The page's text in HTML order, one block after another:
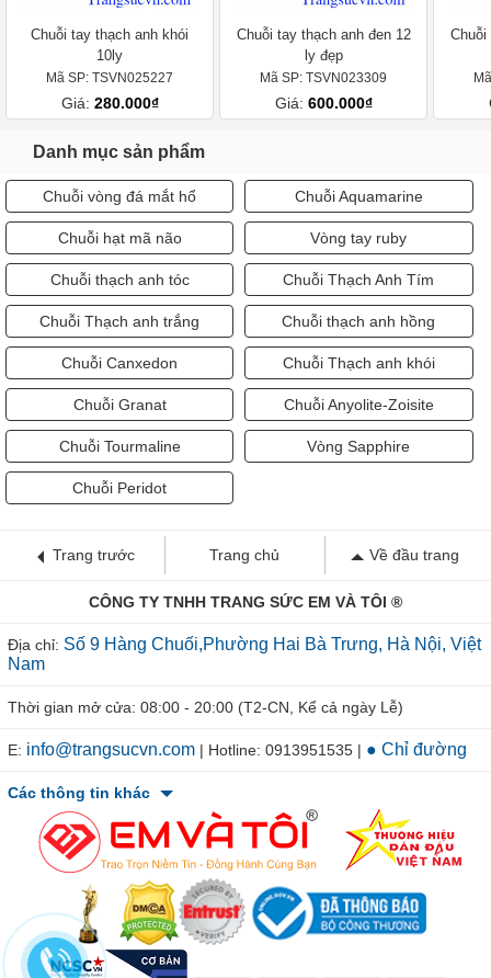
Chuỗi tay thạch anh khói
10ly
Mã SP: TSVN025227
Giá: 280.000₫
Chuỗi tay thạch anh đen 12
ly đẹp
Mã SP: TSVN023309
Giá: 600.000₫
Chuỗi
Danh mục sản phẩm
Chuỗi vòng đá mắt hổ Chuỗi Aquamarine
Chuỗi hạt mã não Vòng tay ruby
Chuỗi thạch anh tóc Chuỗi Thạch Anh Tím
Chuỗi Thạch anh trắng Chuỗi thạch anh hồng
Chuỗi Canxedon Chuỗi Thạch anh khói
Chuỗi Granat Chuỗi Anyolite-Zoisite
Chuỗi Tourmaline Vòng Sapphire
Chuỗi Peridot
Trang trước Trang chủ Về đầu trang
CÔNG TY TNHH TRANG SỨC EM VÀ TÔI ®
Địa chỉ: Số 9 Hàng Chuối,Phường Hai Bà Trưng, Hà Nội, Việt
Nam
Thời gian mở cửa: 08:00 - 20:00 (T2-CN, Kể cả ngày Lễ)
E: info@trangsucvn.com | Hotline: 0913951535 | ● Chỉ đường
Các thông tin khác